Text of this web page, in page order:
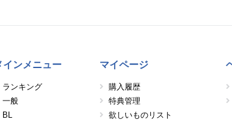
インメニュー
ランキング
一般
BL
マイページ
購入履歴
特典管理
欲しいものリスト